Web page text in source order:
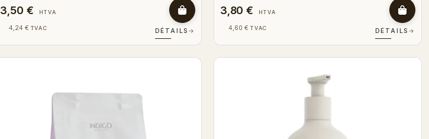
3,50 € HTVA
4,24 € TVAC DÉTAILS →
3,80 € HTVA
4,60 € TVAC DÉTAILS →